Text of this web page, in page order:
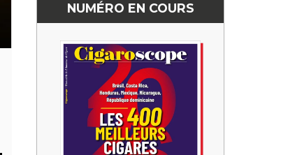
NUMÉRO EN COURS